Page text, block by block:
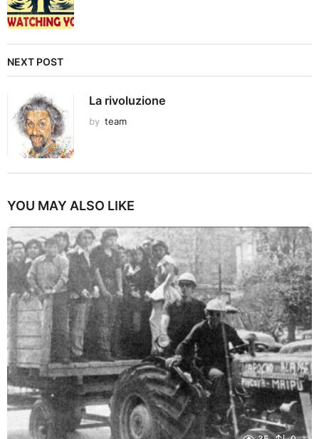
NEXT POST
La rivoluzione
by team
YOU MAY ALSO LIKE